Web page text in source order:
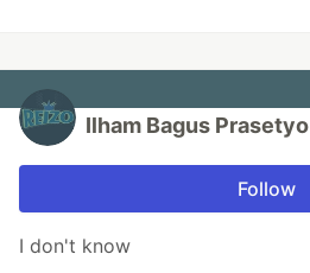
Ilham Bagus Prasetyo
Follow
I don't know